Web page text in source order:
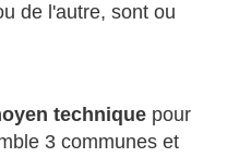
de l'autre, sont ou
technique pour
3 communes et